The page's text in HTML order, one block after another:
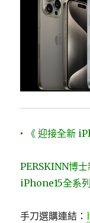
‣ 《 迎接全新
PERSKINN博
iPhone15全系
手刀選購連結：